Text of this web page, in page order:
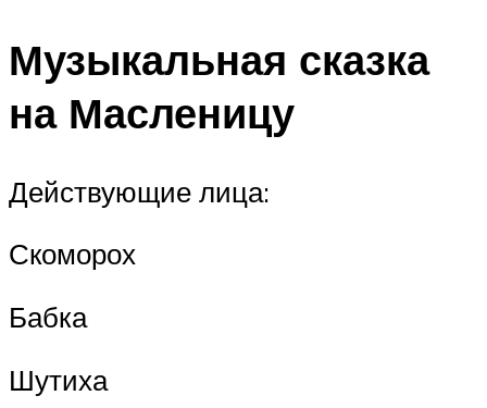
Музыкальная сказка
на Масленицу
Действующие лица:
Скоморох
Бабка
Шутиха